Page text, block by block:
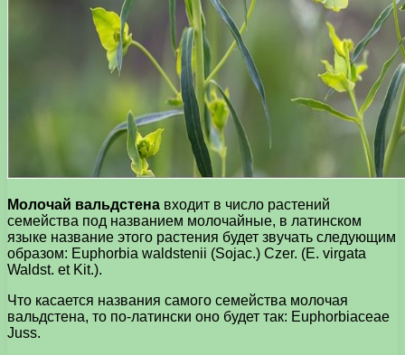
Молочай вальдстена входит в число растений
семейства под названием молочайные, в латинском
языке название этого растения будет звучать следующим
образом: Euphorbia waldstenii (Sojac.) Czer. (E. virgata
Waldst. et Kit.).
Что касается названия самого семейства молочая
вальдстена, то по-латински оно будет так: Euphorbiaceae
Juss.